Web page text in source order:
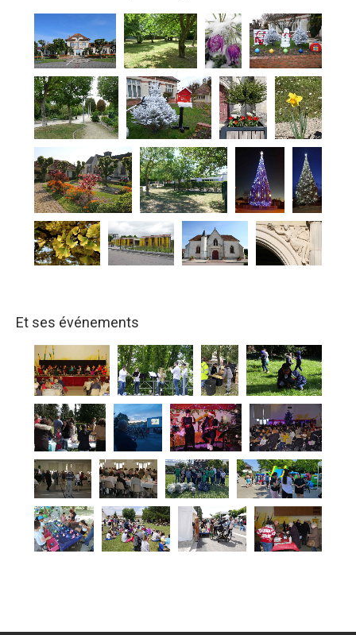
Et ses événements